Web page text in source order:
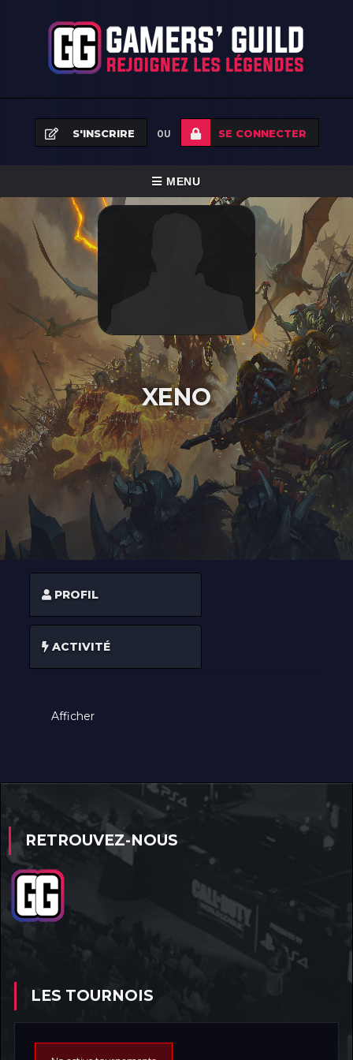
S'INSCRIRE OU SE CONNECTER
BASCULER
MENU
ACCUEIL
ÉQUIPES
TOURNOIS
FAQ
NEWS
À PROPOS
CONTACT
XENO
PROFIL
ACTIVITÉ
Afficher
RETROUVEZ-NOUS
LES TOURNOIS